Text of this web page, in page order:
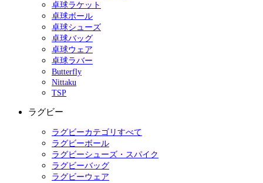
卓球ラケット
卓球ボール
卓球シューズ
卓球バッグ
卓球ウェア
卓球ラバー
Butterfly
Nittaku
TSP
ラグビー
ラグビーカテゴリすべて
ラグビーボール
ラグビーシューズ・スパイク
ラグビーバッグ
ラグビーウェア